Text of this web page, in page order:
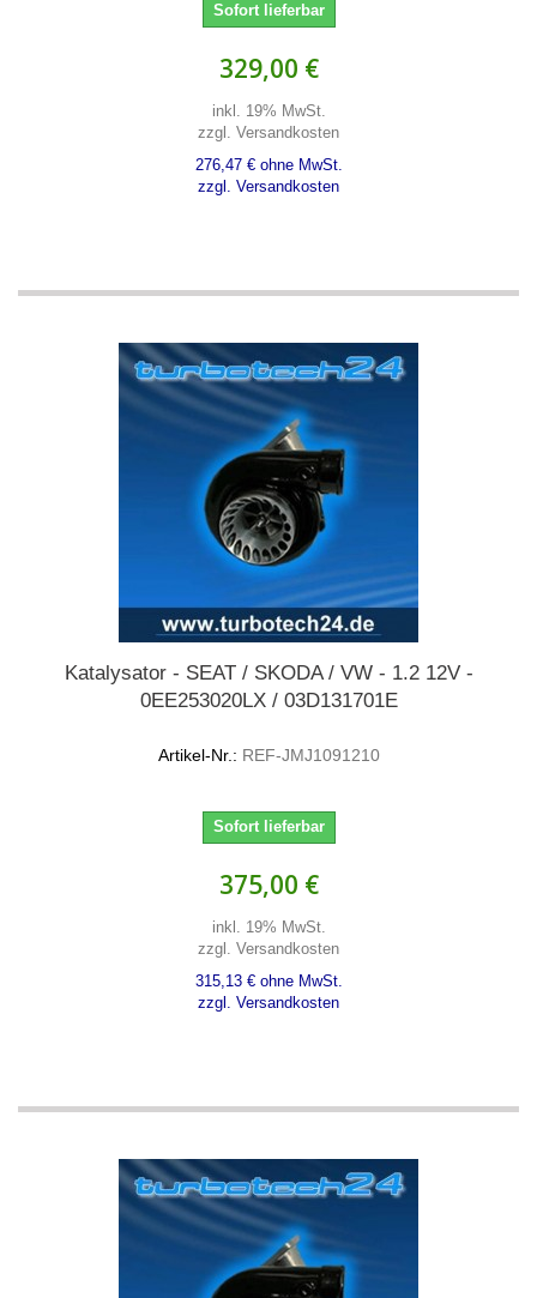
Sofort lieferbar
329,00 €
inkl. 19% MwSt.
zzgl. Versandkosten
276,47 € ohne MwSt.
zzgl. Versandkosten
Katalysator - SEAT / SKODA / VW - 1.2 12V -
0EE253020LX / 03D131701E
Artikel-Nr.: REF-JMJ1091210
Sofort lieferbar
375,00 €
inkl. 19% MwSt.
zzgl. Versandkosten
315,13 € ohne MwSt.
zzgl. Versandkosten